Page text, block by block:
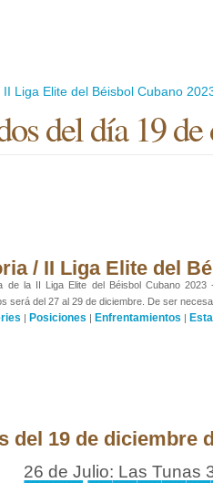
II Liga Elite del Béisbol Cubano
del día 19
/ II Liga Elite del
de la II Liga Elite del Béisbol Cubano
será del 27 al 29 de diciembre. De ser
| Posiciones | Enfrentamientos |
del 19 de diciembre
26 de Julio: Las Tunas